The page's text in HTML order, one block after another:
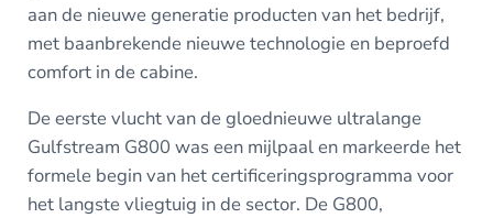
aan de nieuwe generatie producten van het bedrijf,
met baanbrekende nieuwe technologie en beproefd
comfort in de cabine.
De eerste vlucht van de gloednieuwe ultralange
Gulfstream G800 was een mijlpaal en markeerde het
formele begin van het certificeringsprogramma voor
het langste vliegtuig in de sector. De G800,